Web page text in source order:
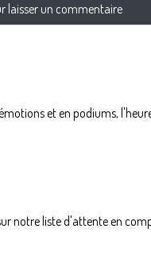
laisser un commentaire
et en podiums, l'heure
notre liste d'attente en